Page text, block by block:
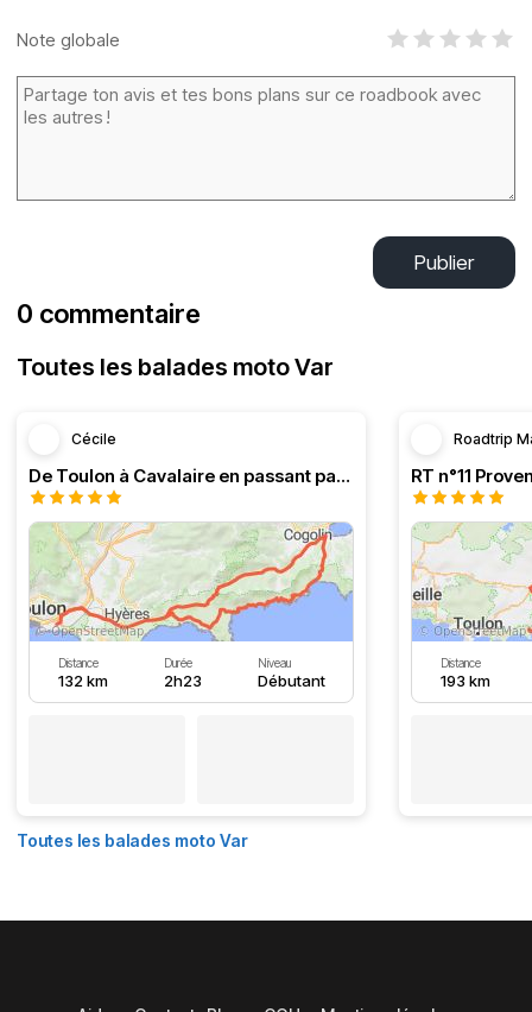
Note globale
Publier
0 commentaire
Toutes les balades moto Var
Cécile
De Toulon à Cavalaire en passant par la côte
Distance
132 km
Durée
2h23
Niveau
Débutant
Roadtrip
Distance
193 km
Toutes les balades moto Var